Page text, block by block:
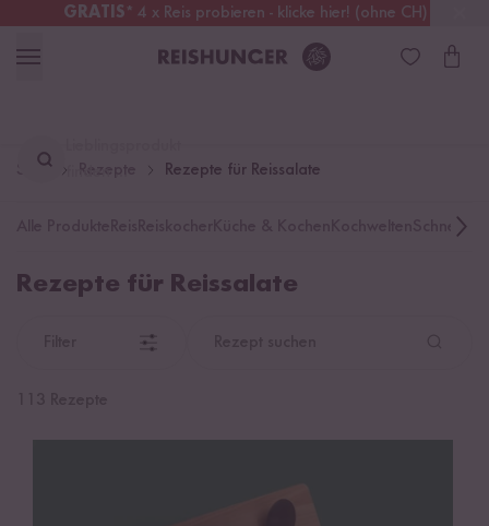
GRATIS* 4 x Reis probieren - klicke hier! (ohne CH)
Österreich Kostenloser Versand
finden ...
Start Rezepte für Reissalate
Schnelle
Rezepte für Reissalate